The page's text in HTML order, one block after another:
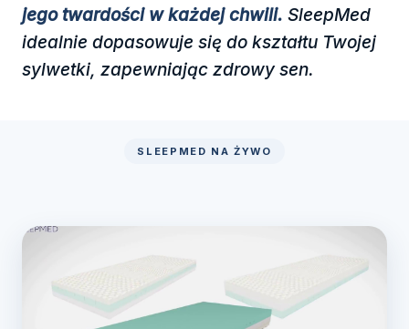
jego twardości w każdej chwili. SleepMed
idealnie dopasowuje się do kształtu Twojej
sylwetki, zapewniając zdrowy sen.
SLEEPMED NA ŻYWO